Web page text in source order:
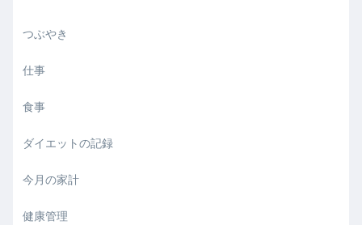
つぶやき
仕事
食事
ダイエットの記録
今月の家計
健康管理